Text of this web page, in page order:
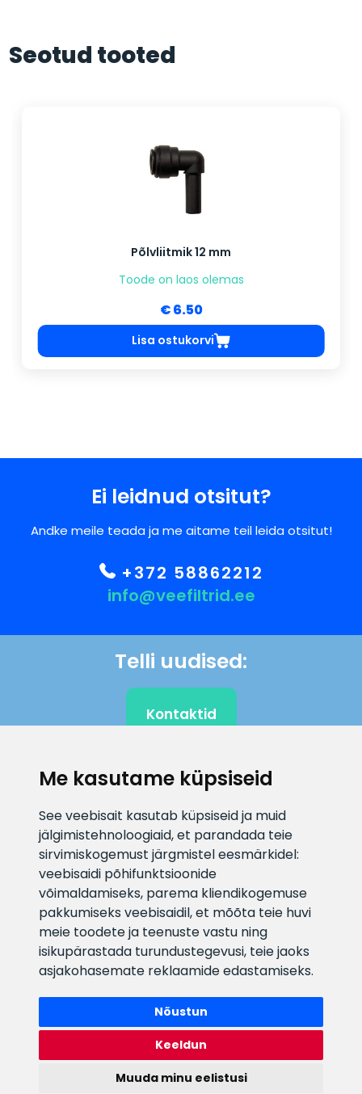
Me kasutame küpsiseid
See veebisait kasutab küpsiseid ja muid
jälgimistehnoloogiaid, et parandada teie
sirvimiskogemust järgmistel eesmärkidel:
veebisaidi põhifunktsioonide
võimaldamiseks, parema kliendikogemuse
pakkumiseks veebisaidil,et mõõta teie huvi
meie toodete ja teenuste vastu ning
isikupärastada turundustegevusi, teie jaoks
asjakohasemate reklaamide edastamiseks.
Nõustun
Keeldun
Muuda minu eelistusi
Seotud tooted
Põlvliitmik 12 mm
Toode on laos olemas
€ 6.50
Lisa ostukorvi
Ei leidnud otsitut?
Andke meile teada ja me aitame teil leida otsitut!
+372 58862212
info@veefiltrid.ee
Telli uudised:
Kontaktid
E-posti aadress
info@veefiltrid.ee
Infotelefon
+372 58862212
Vaata tööaegu
Reti tee 11, Peetri, 75312 Harju
maakond, Estonia